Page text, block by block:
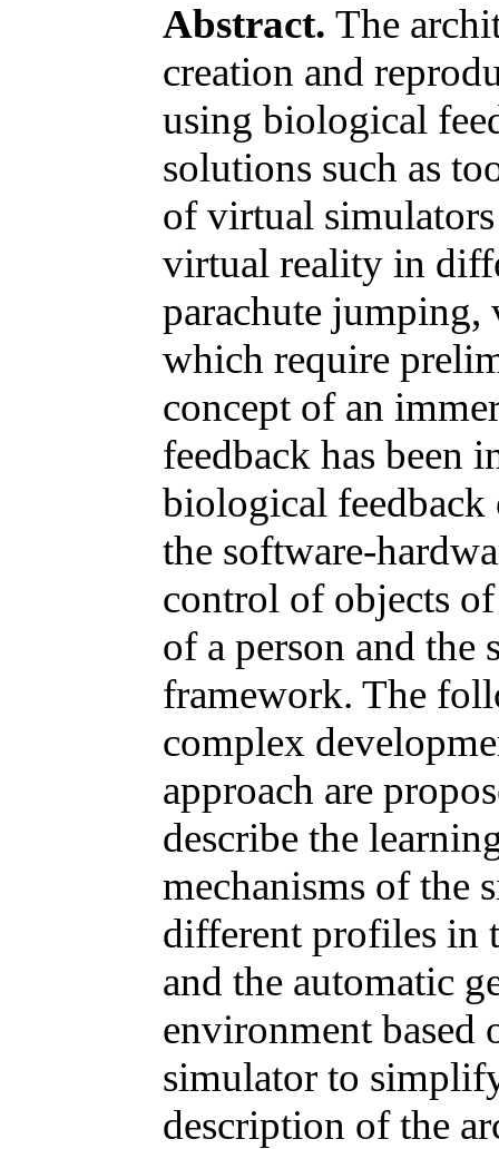
Abstract. The
creation and
using biological
solutions such as
of virtual
virtual reality in
parachute jumping,
which require
concept of an
feedback has been
biological
the software-
control of objects
of a person and the
framework. The
complex
approach are
describe the
mechanisms of the
different profiles in
and the automatic
environment based
simulator to
description of the